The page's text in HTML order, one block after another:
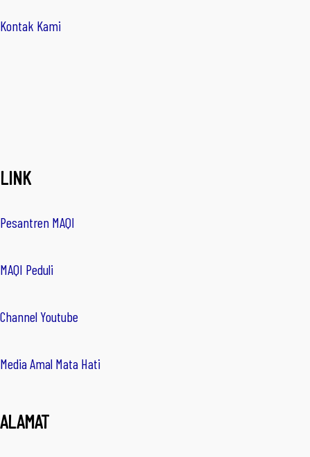
Kontak Kami
LINK
Pesantren MAQI
MAQI Peduli
Channel Youtube
Media Amal Mata Hati
ALAMAT